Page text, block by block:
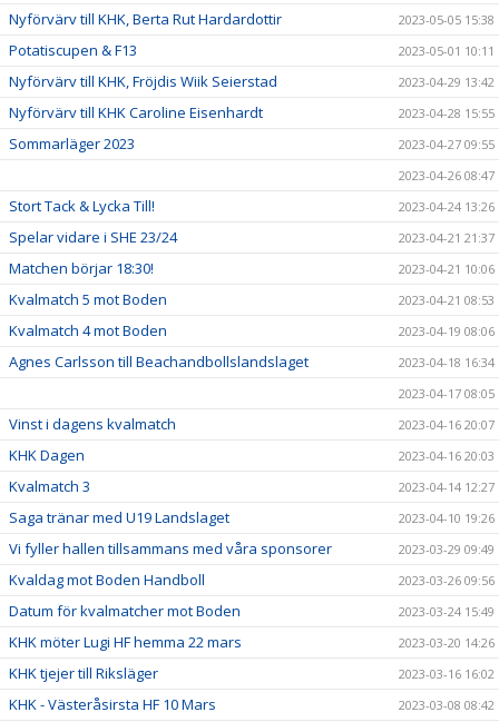
Nyförvärv till KHK, Berta Rut Hardardottir 2023-05-05 15:38
Potatiscupen & F13 2023-05-01 10:11
Nyförvärv till KHK, Fröjdis Wiik Seierstad 2023-04-29 13:42
Nyförvärv till KHK Caroline Eisenhardt 2023-04-28 15:55
Sommarläger 2023
2023-04-27 09:55
2023-04-26 08:47
Stort Tack & Lycka Till! 2023-04-24 13:26
Spelar vidare i SHE 23/24 2023-04-21 21:37
Matchen börjar 18:30! 2023-04-21 10:06
Kvalmatch 5 mot Boden 2023-04-21 08:53
Kvalmatch 4 mot Boden 2023-04-19 08:06
Agnes Carlsson till Beachandbollslandslaget
2023-04-18 16:34
2023-04-17 08:05
Vinst i dagens kvalmatch 2023-04-16 20:07
KHK Dagen 2023-04-16 20:03
Kvalmatch 3 2023-04-14 12:27
Saga tränar med U19 Landslaget 2023-04-10 19:26
Vi fyller hallen tillsammans med våra sponsorer 2023-03-29 09:49
Kvaldag mot Boden Handboll 2023-03-26 09:56
Datum för kvalmatcher mot Boden 2023-03-24 15:49
KHK möter Lugi HF hemma 22 mars 2023-03-20 14:26
KHK tjejer till Riksläger 2023-03-16 16:02
KHK - Västeråsirsta HF 10 Mars 2023-03-08 08:42